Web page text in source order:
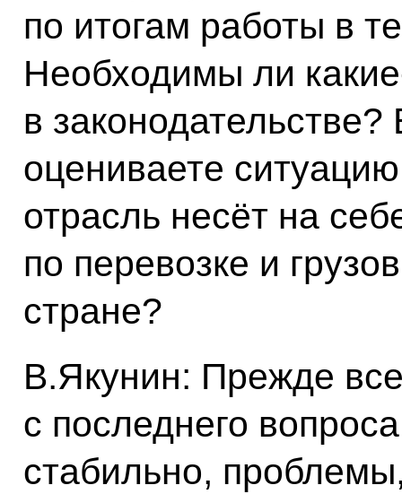
по итогам работы в
Необходимы ли
в
оцениваете
отрасль несёт на
по перевозке и
стране?
В.Якунин: Прежде
с последнего
стабильно,